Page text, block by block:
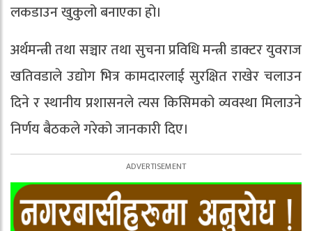
लकडाउन खुकुलो बनाएका हो।
अर्थमन्त्री तथा सञ्चार तथा सुचना प्रविधि मन्त्री डाक्टर युवराज
खतिवडाले उद्योग भित्र कामदारलाई सुरक्षित राखेर चलाउन
दिने र स्थानीय प्रशासनले त्यस किसिमको व्यवस्था मिलाउने
निर्णय बैठकले गरेको जानकारी दिए।